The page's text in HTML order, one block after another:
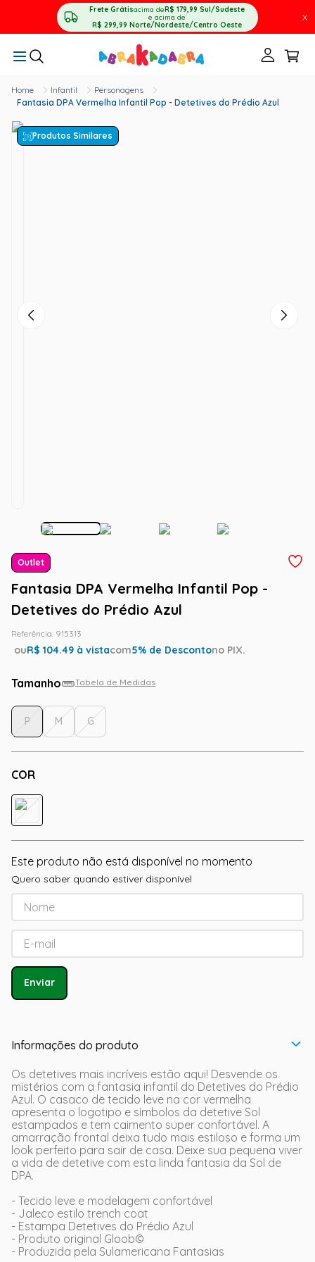
Frete Grátisacima deR$ 179,99 Sul/Sudeste
e acima de
R$ 299,99 Norte/Nordeste/Centro Oeste
X
Infantil
Personagens
Fantasia DPA Vermelha Infantil Pop - Detetives do Prédio Azul
Produtos Similares
Outlet
Fantasia DPA Vermelha Infantil Pop -
Detetives do Prédio Azul
Referência: 915313
ouR$ 104.49 à vistacom5% de Descontono PIX.
Tamanho Tabela de Medidas
COR
P M G
Este produto não está disponível no momento
Quero saber quando estiver disponível
Enviar
Informações do produto
Os detetives mais incríveis estão aqui! Desvende os
mistérios com a fantasia infantil do Detetives do Prédio
Azul. O casaco de tecido leve na cor vermelha
apresenta o logotipo e símbolos da detetive Sol
estampados e tem caimento super confortável. A
amarração frontal deixa tudo mais estiloso e forma um
look perfeito para sair de casa. Deixe sua pequena viver
a vida de detetive com esta linda fantasia da Sol de
DPA.
- Tecido leve e modelagem confortável
- Jaleco estilo trench coat
- Estampa Detetives do Prédio Azul
- Produto original Gloob©
- Produzida pela Sulamericana Fantasias